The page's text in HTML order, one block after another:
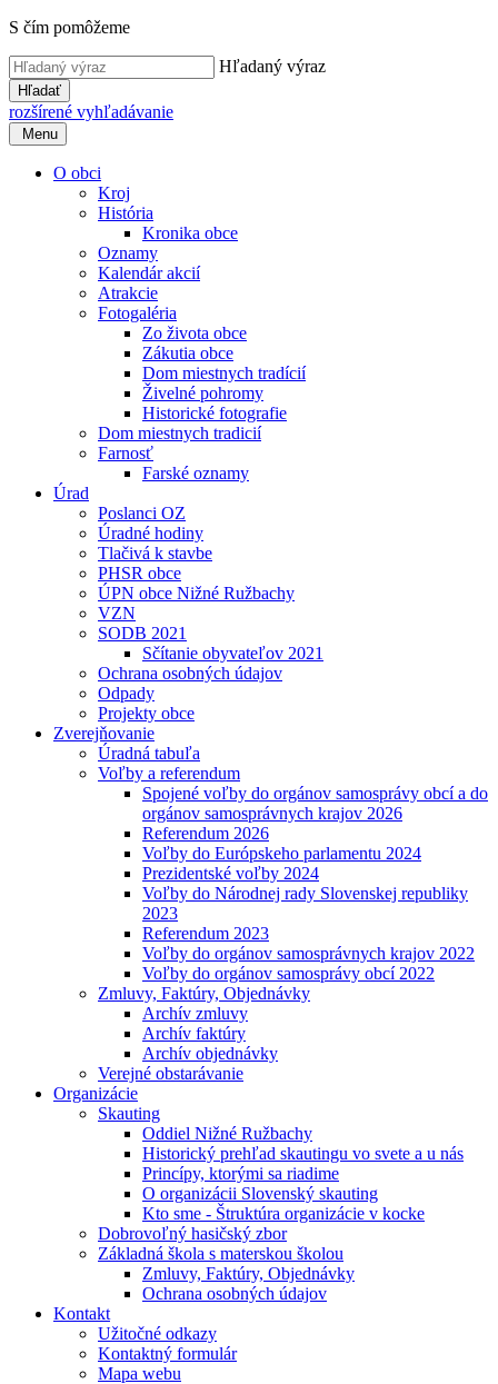
S čím pomôžeme
Hľadaný výraz
Hľadať
rozšírené vyhľadávanie
Menu
O obci
Kroj
História
Kronika obce
Oznamy
Kalendár akcií
Atrakcie
Fotogaléria
Zo života obce
Zákutia obce
Dom miestnych tradícií
Živelné pohromy
Historické fotografie
Dom miestnych tradicií
Farnosť
Farské oznamy
Úrad
Poslanci OZ
Úradné hodiny
Tlačivá k stavbe
PHSR obce
ÚPN obce Nižné Ružbachy
VZN
SODB 2021
Sčítanie obyvateľov 2021
Ochrana osobných údajov
Odpady
Projekty obce
Zverejňovanie
Úradná tabuľa
Voľby a referendum
Spojené voľby do orgánov samosprávy obcí a do
orgánov samosprávnych krajov 2026
Referendum 2026
Voľby do Európskeho parlamentu 2024
Prezidentské voľby 2024
Voľby do Národnej rady Slovenskej republiky
2023
Referendum 2023
Voľby do orgánov samosprávnych krajov 2022
Voľby do orgánov samosprávy obcí 2022
Zmluvy, Faktúry, Objednávky
Archív zmluvy
Archív faktúry
Archív objednávky
Verejné obstarávanie
Organizácie
Skauting
Oddiel Nižné Ružbachy
Historický prehľad skautingu vo svete a u nás
Princípy, ktorými sa riadime
O organizácii Slovenský skauting
Kto sme - Štruktúra organizácie v kocke
Dobrovoľný hasičský zbor
Základná škola s materskou školou
Zmluvy, Faktúry, Objednávky
Ochrana osobných údajov
Kontakt
Užitočné odkazy
Kontaktný formulár
Mapa webu